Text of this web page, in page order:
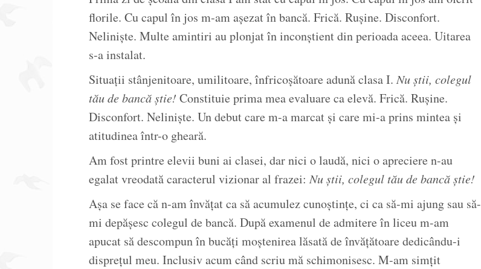
florile. Cu capul în jos m-am așezat în bancă. Frică. Rușine. Disconfort.
Neliniște. Multe amintiri au plonjat în inconștient din perioada aceea. Uitarea
s-a instalat.
Situații stânjenitoare, umilitoare, înfricoșătoare adună clasa I.Nu știi, colegul
tău de bancă știe! Constituie prima mea evaluare ca elevă. Frică. Rușine.
Disconfort. Neliniște. Un debut care m-a marcat și care mi-a prins mintea și
atitudinea într-o gheară.
Am fost printre elevii buni ai clasei, dar nici o laudă, nici o apreciere n-au
egalat vreodată caracterul vizionar al frazei:Nu știi, colegul tău de bancă știe!
Așa se face că n-am învățat ca să acumulez cunoștințe, ci ca să-mi ajung sau să-
mi depășesc colegul de bancă. După examenul de admitere în liceu m-am
apucat să descompun în bucăți moștenirea lăsată de învățătoare dedicându-i
disprețul meu. Inclusiv acum când scriu mă schimonisesc. M-am simțit